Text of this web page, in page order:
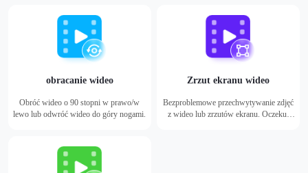
obracanie wideo
Obróć wideo o 90 stopni w prawo/w
lewo lub odwróć wideo do góry nogami.
Zrzut ekranu wideo
Bezproblemowe przechwytywanie zdjęć
z wideo lub zrzutów ekranu. Oczekuj